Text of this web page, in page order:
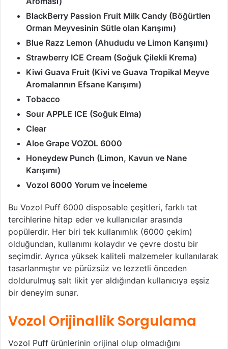
BlackBerry Passion Fruit Milk Candy (Böğürtlen
Orman Meyvesinin Sütle olan Karışımı)
Blue Razz Lemon (Ahududu ve Limon Karışımı)
Strawberry ICE Cream (Soğuk Çilekli Krema)
Kiwi Guava Fruit (Kivi ve Guava Tropikal Meyve
Aromalarının Efsane Karışımı)
Tobacco
Sour APPLE ICE (Soğuk Elma)
Clear
Aloe Grape VOZOL 6000
Honeydew Punch (Limon, Kavun ve Nane
Karışımı)
Vozol 6000 Yorum ve İnceleme
Bu Vozol Puff 6000 disposable çeşitleri, farklı tat
tercihlerine hitap eder ve kullanıcılar arasında
popülerdir. Her biri tek kullanımlık (6000 çekim)
olduğundan, kullanımı kolaydır ve çevre dostu bir
seçimdir. Ayrıca yüksek kaliteli malzemeler kullanılarak
tasarlanmıştır ve pürüzsüz ve lezzetli önceden
doldurulmuş salt likit yer aldığından kullanıcıya eşsiz
bir deneyim sunar.
Vozol Orijinallik Sorgulama
Vozol Puff ürünlerinin orijinal olup olmadığını